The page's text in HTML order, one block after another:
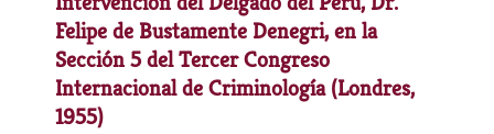
Felipe de Bustamente Denegri, en la
Sección 5 del Tercer Congreso
Internacional de Criminología (Londres,
1955)